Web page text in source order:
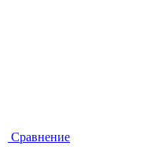
Сравнение